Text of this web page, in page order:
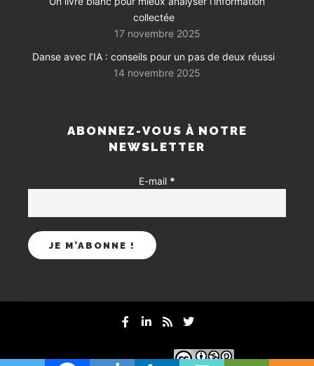
collectée
17 novembre 2025
Danse avec l’IA : conseils pour un pas de deux réussi
14 novembre 2025
ABONNEZ-VOUS À NOTRE
NEWSLETTER
E-mail *